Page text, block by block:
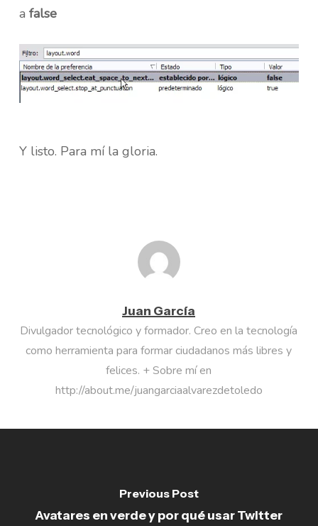
a false
Y listo. Para mí la gloria.
Juan García
Divulgador tecnológico y formador. Creo en la tecnología
como herramienta para formar ciudadanos más libres y
felices. + Sobre mí en
http://about.me/juangarciaalvarezdetoledo
Previous Post
Avatares en verde y por qué usar Twitter